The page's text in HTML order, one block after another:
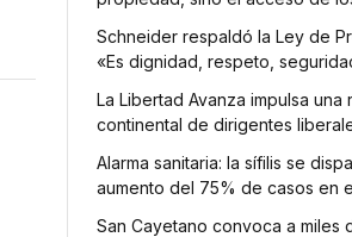
Schneider respaldó la Ley de
«Es dignidad, respeto,
La Libertad Avanza impulsa una
continental de dirigentes
Alarma sanitaria: la sífilis se
aumento del 75% de casos en
San Cayetano convoca a miles